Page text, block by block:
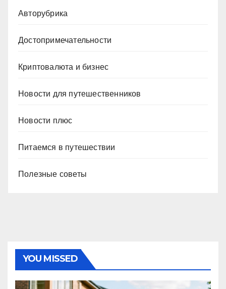
Авторубрика
Достопримечательности
Криптовалюта и бизнес
Новости для путешественников
Новости плюс
Питаемся в путешествии
Полезные советы
YOU MISSED